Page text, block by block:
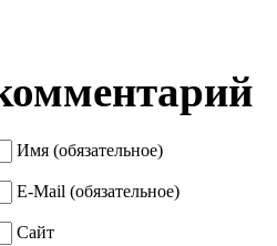
Имя (обязательное)
E-Mail (обязательное)
Сайт